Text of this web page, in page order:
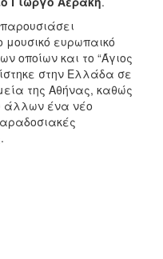
ευρωπαικό
οποίων και το “Άγιος
στην Ελλάδα σε
της Αθήνας, καθώς
άλλων ένα νέο